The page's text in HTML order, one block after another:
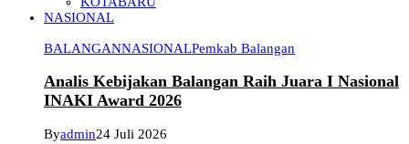
NASIONAL
BALANGANNASIONALPemkab Balangan
Analis Kebijakan Balangan Raih Juara I Nasional
INAKI Award 2026
Byadmin24 Juli 2026